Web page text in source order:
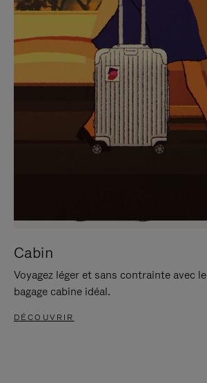
SUR
POUR
METTRE
PAUSE
VEUILLEZ
CLIQUER
POUR
RÉACTIVER
LE
SON
Cabin
Voyagez léger et sans contrainte avec le
bagage cabine idéal.
DÉCOUVRIR